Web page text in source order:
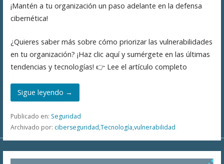
¡Mantén a tu organización un paso adelante en la defensa
cibernética!
¿Quieres saber más sobre cómo priorizar las vulnerabilidades
en tu organización? ¡Haz clic aquí y sumérgete en las últimas
tendencias y tecnologías! 👉 Lee el artículo completo
Sigue leyendo →
Publicado en: Seguridad
Archivado por: ciberseguridad,Tecnología,vulnerabilidad